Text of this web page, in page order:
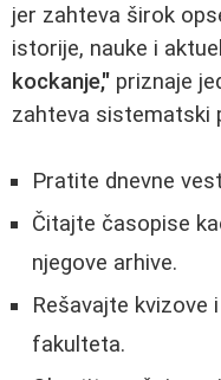
jer zahteva širok
istorije, nauke i
kockanje," priznaje
zahteva sistematski
Pratite dnevne
Čitajte časopise
njegove arhive.
Rešavajte kvizove
fakulteta.